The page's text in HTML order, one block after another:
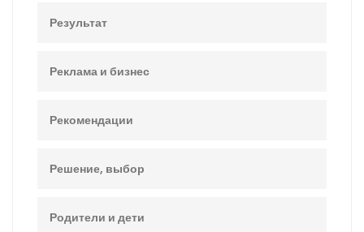
Результат
Реклама и бизнес
Рекомендации
Решение, выбор
Родители и дети